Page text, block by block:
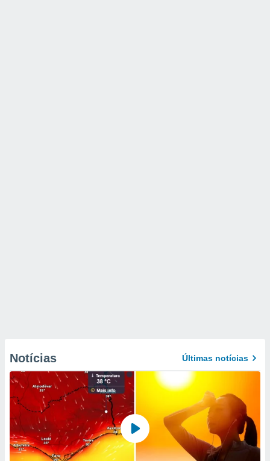
Notícias Últimas notícias